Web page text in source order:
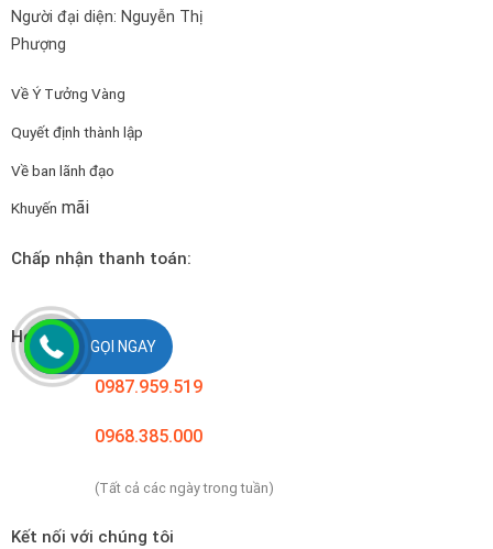
Người đại diện: Nguyễn Thị
Phượng
Về Ý Tưởng Vàng
Quyết định thành lập
Về ban lãnh đạo
Khuyến mãi
Chấp nhận thanh toán:
Hotline liên hệ:
0987.959.519
0968.385.000
(Tất cả các ngày trong tuần)
Kết nối với chúng tôi
GỌI NGAY